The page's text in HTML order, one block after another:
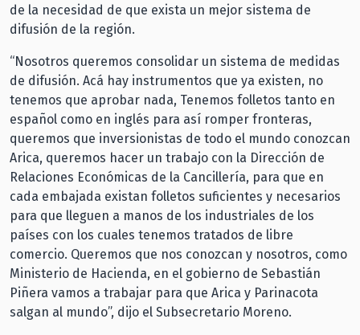
de la necesidad de que exista un mejor sistema de
difusión de la región.
“Nosotros queremos consolidar un sistema de medidas
de difusión. Acá hay instrumentos que ya existen, no
tenemos que aprobar nada, Tenemos folletos tanto en
español como en inglés para así romper fronteras,
queremos que inversionistas de todo el mundo conozcan
Arica, queremos hacer un trabajo con la Dirección de
Relaciones Económicas de la Cancillería, para que en
cada embajada existan folletos suficientes y necesarios
para que lleguen a manos de los industriales de los
países con los cuales tenemos tratados de libre
comercio. Queremos que nos conozcan y nosotros, como
Ministerio de Hacienda, en el gobierno de Sebastián
Piñera vamos a trabajar para que Arica y Parinacota
salgan al mundo”, dijo el Subsecretario Moreno.